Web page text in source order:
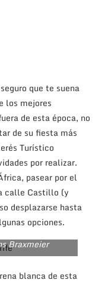
que te suena
los mejores
de esta época, no
de su fiesta más
Turístico
por realizar.
pasear por el
calle Castillo (y
desplazarse hasta
opciones.
Braxmeier
blanca de esta